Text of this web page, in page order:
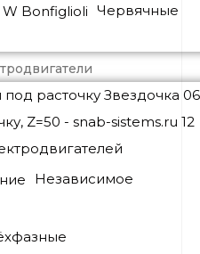
Червячные
Независимое